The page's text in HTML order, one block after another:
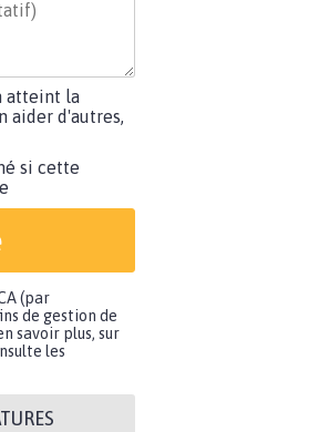
atteint la
aider d'autres,
si cette
(par
de gestion de
savoir plus, sur
les